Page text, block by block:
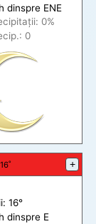
dinspre ENE
itații: 0%
0
+
16°
dinspre E